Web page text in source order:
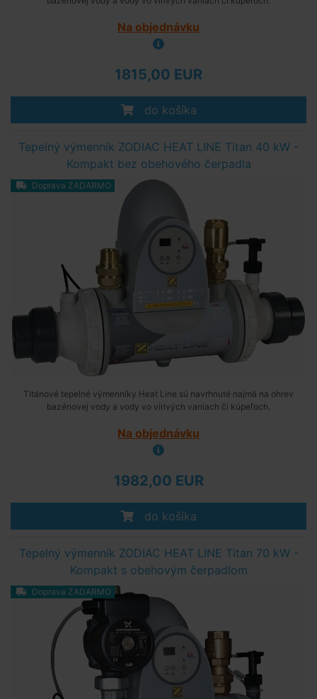
Na objednávku
1815,00 EUR
do košíka
Tepelný výmenník ZODIAC HEAT LINE Titan 40 kW -
Kompakt bez obehového čerpadla
Doprava ZADARMO
Titánové tepelné výmenníky Heat Line sú navrhnuté najmä na ohrev
bazénovej vody a vody vo vírivých vaniach či kúpeľoch.
Na objednávku
1982,00 EUR
do košíka
Tepelný výmenník ZODIAC HEAT LINE Titan 70 kW -
Kompakt s obehovým čerpadlom
Doprava ZADARMO